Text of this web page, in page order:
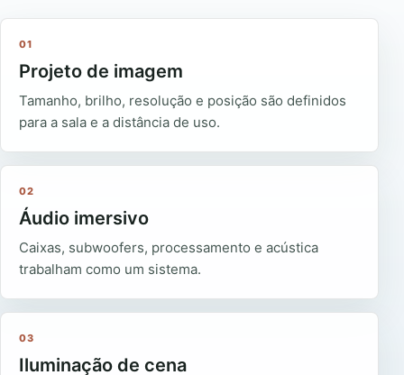
01
Projeto de imagem
Tamanho, brilho, resolução e posição são definidos
para a sala e a distância de uso.
02
Áudio imersivo
Caixas, subwoofers, processamento e acústica
trabalham como um sistema.
03
Iluminação de cena